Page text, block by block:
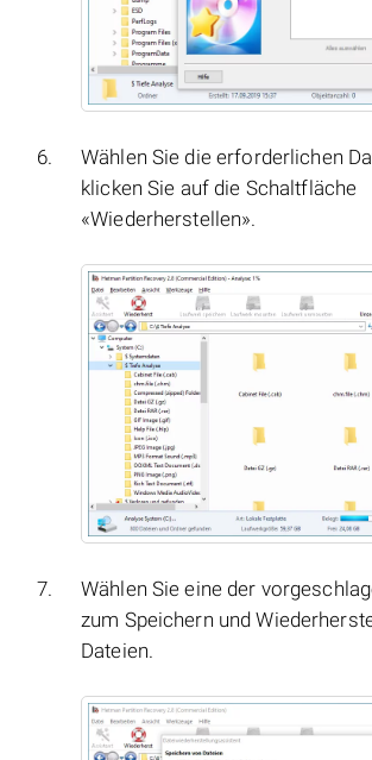
Wählen Sie die erforderlichen
klicken Sie auf die Schaltfläche
«Wiederherstellen».
Wählen Sie eine der
zum Speichern und
Dateien.